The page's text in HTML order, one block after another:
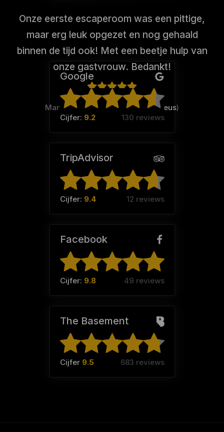
Onze eerste escaperoom was een pittige,
maar erg leuk opgezet en nog gehaald
binnen de tijd ook! Met een beetje hulp van
onze gastvrouw. Bedankt!
Martien (Team: Drooghaar-Veneleus)
Google
Cijfer: 9.2 130 reviews
TripAdvisor
Cijfer: 9.4 12 reviews
Facebook
Cijfer: 9.8 49 reviews
The Basement
Cijfer 9.5 683 reviews